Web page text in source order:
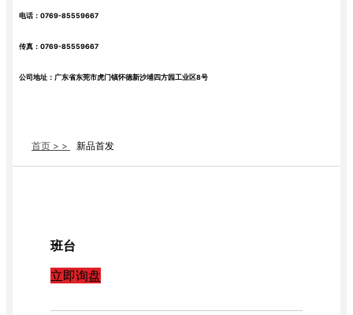
电话：0769-85559667
传真：0769-85559667
公司地址：广东省东莞市虎门镇怀德新沙埔四方园工业区8号
首页 > > 新品首发
班台
立即询盘